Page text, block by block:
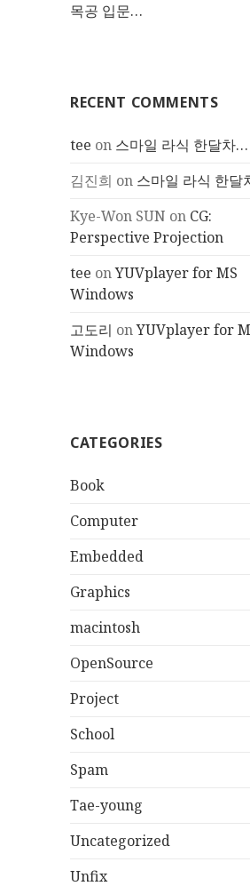
목공 입문…
RECENT COMMENTS
tee on 스마일 라식 한달차…
김진희 on 스마일 라식 한달
Kye-Won SUN on CG:
Perspective Projection
tee onYUVplayer for MS
Windows
고도리 onYUVplayer for
Windows
CATEGORIES
Book
Computer
Embedded
Graphics
macintosh
OpenSource
Project
School
Spam
Tae-young
Uncategorized
Unfix